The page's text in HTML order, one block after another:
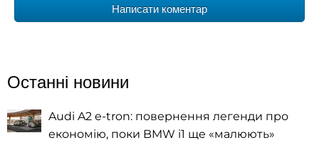
Написати коментар
Останні новини
Audi A2 e-tron: повернення легенди про
економію, поки BMW i1 ще «малюють»